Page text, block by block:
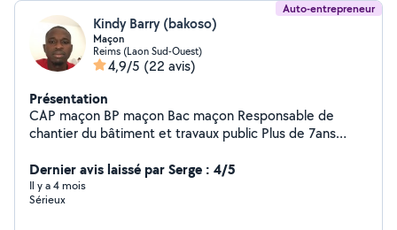
Auto-entrepreneur
Kindy Barry (bakoso)
Maçon
Reims (Laon Sud-Ouest)
4,9/5 (22 avis)
Présentation
CAP maçon BP maçon Bac maçon Responsable de
chantier du bâtiment et travaux public Plus de 7ans
Dernier avis laissé par Serge : 4/5
Il y a 4 mois
Sérieux